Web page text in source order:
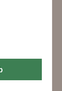
Schaltflächen